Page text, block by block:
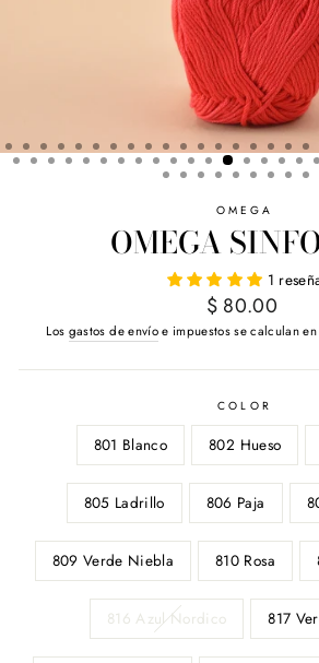
OMEGA
OMEGA
1
Precio
habitual
$ 80.00
Los gastos de envíoe impuestos se calculan
COLOR
801 Blanco 802 Hueso
805 Ladrillo 806 Paja
809 Verde Niebla 810 Rosa
816 Azul Nordico 817